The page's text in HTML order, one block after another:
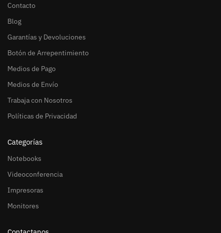
Contacto
Blog
Garantías y Devoluciones
Botón de Arrepentimiento
Medios de Pago
Medios de Envío
Trabaja con Nosotros
Políticas de Privacidad
Categorías
Notebooks
Videoconferencia
Impresoras
Monitores